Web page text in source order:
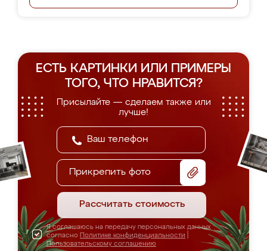
ЕСТЬ КАРТИНКИ ИЛИ ПРИМЕРЫ
ТОГО, ЧТО НРАВИТСЯ?
Присылайте — сделаем также или
лучше!
Прикрепить фото
Рассчитать стоимость
Я соглашаюсь на передачу персональных данных
согласно Политике конфиденциальности
Пользовательскому соглашению